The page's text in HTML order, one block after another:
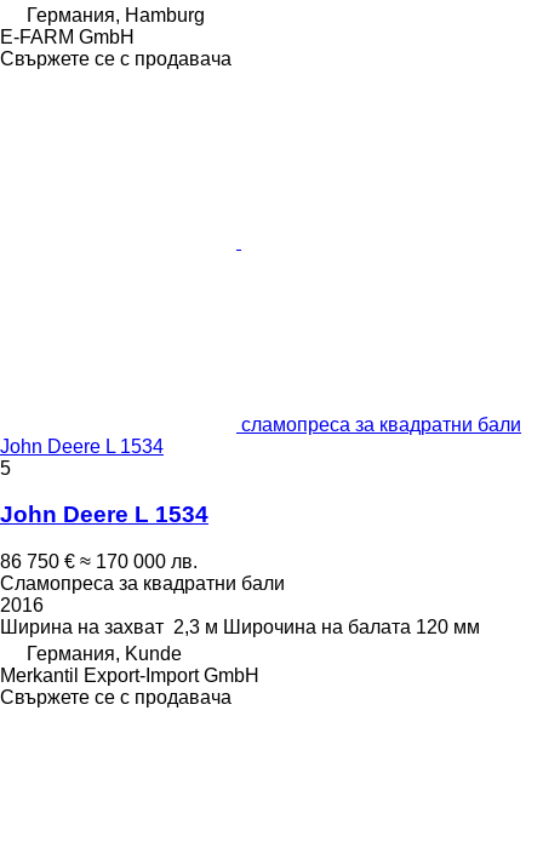
Германия, Hamburg
E-FARM GmbH
Свържете се с продавача
сламопреса за квадратни бали
John Deere L 1534
5
John Deere L 1534
86 750 € ≈ 170 000 лв.
Сламопреса за квадратни бали
2016
Ширина на захват 2,3 м Широчина на балата 120 мм
Германия, Kunde
Merkantil Export-Import GmbH
Свържете се с продавача